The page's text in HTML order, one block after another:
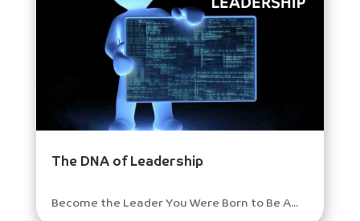
The DNA of Leadership
Become the Leader You Were Born to Be A...